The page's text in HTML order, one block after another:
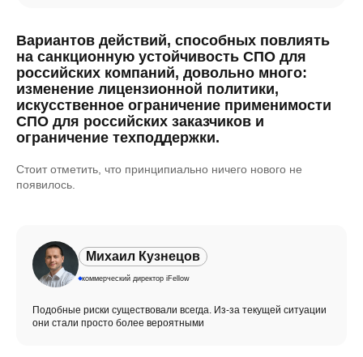
Вариантов действий, способных повлиять
на санкционную устойчивость СПО для
российских компаний, довольно много:
изменение лицензионной политики,
искусственное ограничение применимости
СПО для российских заказчиков и
ограничение техподдержки.
Стоит отметить, что принципиально ничего нового не
появилось.
Михаил Кузнецов
коммерческий директор iFellow
Подобные риски существовали всегда. Из-за текущей ситуации
они стали просто более вероятными